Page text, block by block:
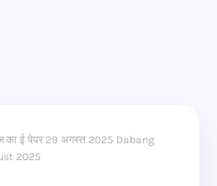
का ई पेपर 29 अगस्त 2025 Dabang
2025